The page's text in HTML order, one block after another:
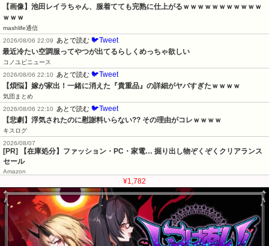
【画像】池田レイラちゃん、服着てても完熟に仕上がるｗｗｗｗｗｗｗｗｗｗｗ
ｗｗｗ
mashlife通信
2026/08/06 22:09
あとで読む 🐦Tweet
最近冷たい空調服ってやつが出てるらしくめっちゃ欲しい
コノユビニュース
2026/08/06 22:10
あとで読む 🐦Tweet
【煩悩】嫁が家出！一緒に消えた『貴重品』の詳細がヤバすぎたｗｗｗｗ
気団まとめ
2026/08/06 22:10
あとで読む 🐦Tweet
【悲劇】浮気されたのに慰謝料いらない?? その理由がコレｗｗｗｗ
キスログ
2026/08/07
[PR] 【在庫処分】ファッション・PC・家電… 掘り出し物ぞくぞくクリアランス
セール
Amazon
¥1,782